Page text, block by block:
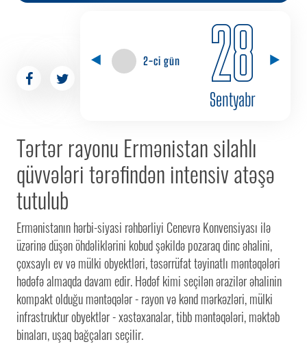
2-ci gün 28
Sentyabr
Tərtər rayonu Ermənistan silahlı
qüvvələri tərəfindən intensiv atəşə
tutulub
Ermənistanın hərbi-siyasi rəhbərliyi Cenevrə Konvensiyası ilə
üzərinə düşən öhdəliklərini kobud şəkildə pozaraq dinc əhalini,
çoxsaylı ev və mülki obyektləri, təsərrüfat təyinatlı məntəqələri
hədəfə almaqda davam edir. Hədəf kimi seçilən ərazilər əhalinin
kompakt olduğu məntəqələr - rayon və kənd mərkəzləri, mülki
infrastruktur obyektlər - xəstəxanalar, tibb məntəqələri, məktəb
binaları, uşaq bağçaları seçilir.